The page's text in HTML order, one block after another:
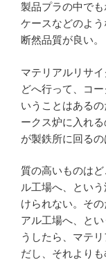
製品プラの中で
ケースなどのよ
断然品質が良い。
マテリアルリサ
どへ行って、コ
いうことはある
ークス炉に入れ
が製鉄所に回るの
質の高いものは
ル工場へ、とい
けられない。そ
アル工場へ、と
うしたら、マテ
だし、それより